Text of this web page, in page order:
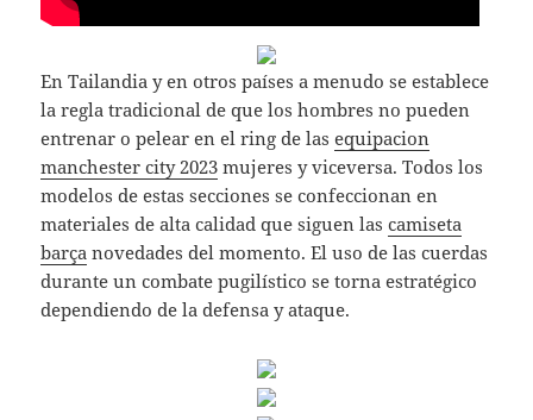
En Tailandia y en otros países a menudo se establece
la regla tradicional de que los hombres no pueden
entrenar o pelear en el ring de lasequipacion
manchester city 2023 mujeres y viceversa. Todos los
modelos de estas secciones se confeccionan en
materiales de alta calidad que siguen lascamiseta
barça novedades del momento. El uso de las cuerdas
durante un combate pugilístico se torna estratégico
dependiendo de la defensa y ataque.